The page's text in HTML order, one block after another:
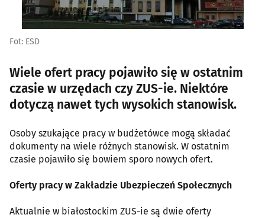
Fot: ESD
Wiele ofert pracy pojawiło się w ostatnim
czasie w urzędach czy ZUS-ie. Niektóre
dotyczą nawet tych wysokich stanowisk.
Osoby szukające pracy w budżetówce mogą składać
dokumenty na wiele różnych stanowisk. W ostatnim
czasie pojawiło się bowiem sporo nowych ofert.
Oferty pracy w Zakładzie Ubezpieczeń Społecznych
Aktualnie w białostockim ZUS-ie są dwie oferty